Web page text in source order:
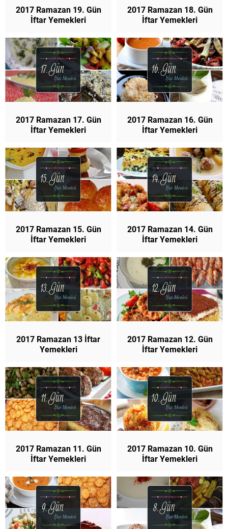
2017 Ramazan 19. Gün
İftar Yemekleri
2017 Ramazan 18. Gün
İftar Yemekleri
2017 Ramazan 17. Gün
İftar Yemekleri
2017 Ramazan 16. Gün
İftar Yemekleri
2017 Ramazan 15. Gün
İftar Yemekleri
2017 Ramazan 14. Gün
İftar Yemekleri
2017 Ramazan 13 İftar
Yemekleri
2017 Ramazan 12. Gün
İftar Yemekleri
2017 Ramazan 11. Gün
İftar Yemekleri
2017 Ramazan 10. Gün
İftar Yemekleri